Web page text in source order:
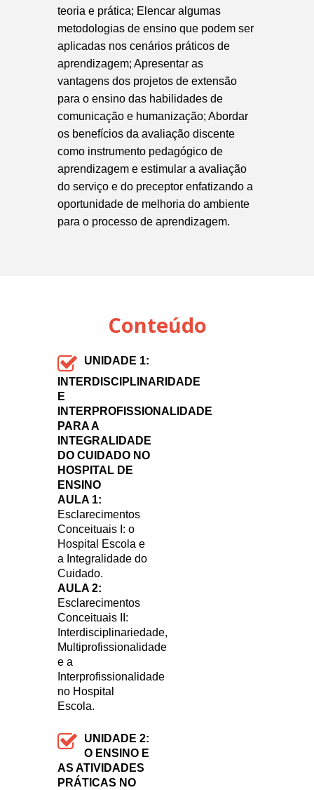
teoria e prática; Elencar algumas
metodologias de ensino que podem ser
aplicadas nos cenários práticos de
aprendizagem; Apresentar as
vantagens dos projetos de extensão
para o ensino das habilidades de
comunicação e humanização; Abordar
os benefícios da avaliação discente
como instrumento pedagógico de
aprendizagem e estimular a avaliação
do serviço e do preceptor enfatizando a
oportunidade de melhoria do ambiente
para o processo de aprendizagem.
Conteúdo
UNIDADE 1:
INTERDISCIPLINARIDADE
E
INTERPROFISSIONALIDADE
PARA A
INTEGRALIDADE
DO CUIDADO NO
HOSPITAL DE
ENSINO
AULA 1:
Esclarecimentos
Conceituais I: o
Hospital Escola e
a Integralidade do
Cuidado.
AULA 2:
Esclarecimentos
Conceituais II:
Interdisciplinariedade,
Multiprofissionalidade
e a
Interprofissionalidade
no Hospital
Escola.
UNIDADE 2:
O ENSINO E
AS ATIVIDADES
PRÁTICAS NO